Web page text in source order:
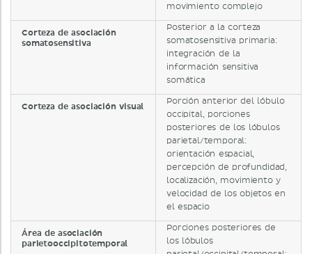
movimiento complejo
Corteza de asociación
somatosensitiva
Posterior a la corteza
somatosensitiva primaria:
integración de la
información sensitiva
somática
Corteza de asociación visual
Porción anterior del lóbulo
occipital, porciones
posteriores de los lóbulos
parietal/temporal:
orientación espacial,
percepción de profundidad,
localización, movimiento y
velocidad de los objetos en
el espacio
Área de asociación
parietooccipitotemporal
Porciones posteriores de
los lóbulos